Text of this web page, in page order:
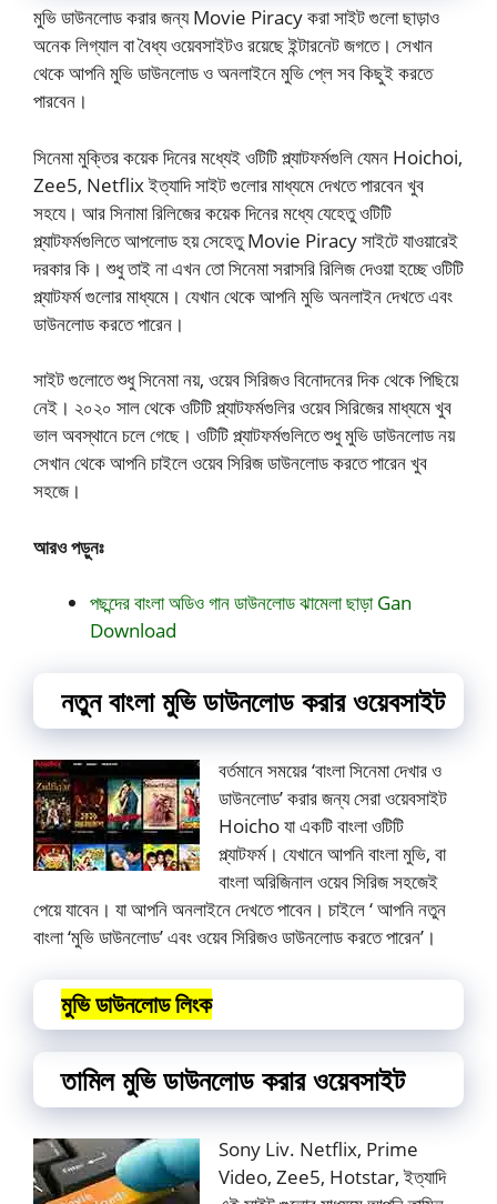
মুভি ডাউনলোড করার জন্য Movie Piracy করা সাইট গুলো ছাড়াও
অনেক লি‌গ্যাল বা বৈধ্য ওয়েবসাইটও রয়েছে ইন্টারনেট জগতে। সেখান
থেকে আপনি মুভি ডাউনলোড ও অনলাইনে মুভি প্লে সব কিছুই করতে
পারবেন।
সিনেমা মুক্তির কয়েক দিনের মধ্যেই ওটিটি প্ল্যাটফর্মগুলি যেমন Hoichoi,
Zee5, Netflix ইত্যাদি সাইট গুলোর মাধ্যমে দেখতে পারবেন খুব
সহযে। আর সিনামা রিলিজের কয়েক দিনের মধ্যে যেহেতু ওটিটি
প্ল্যাটফর্মগুলিতে আপলোড হয় সেহেতু Movie Piracy সাইটে যাওয়ারেই
দরকার কি। শুধু তাই না এখন তো সিনেমা সরাসরি রিলিজ দেওয়া হচ্ছে ওটিটি
প্ল্যাটফর্ম গুলোর মাধ্যমে। যেখান থেকে আপনি মুভি অনলাইন দেখতে এবং
ডাউনলোড করতে পারেন।
সাইট গুলোতে শুধু সিনেমা নয়, ওয়েব সিরিজও বিনোদনের দিক থেকে পিছিয়ে
নেই। ২০২০ সাল থেকে ওটিটি প্ল্যাটফর্মগুলির ওয়েব সিরিজের মাধ্যমে খুব
ভাল অবস্থানে চলে গেছে। ওটিটি প্ল্যাটফর্মগুলিতে শুধু মুভি ডাউনলোড নয়
সেখান থেকে আপনি চাইলে ওয়েব সিরিজ ডাউনলোড করতে পারেন খুব
সহজে।
আরও পড়ুনঃ
পছন্দের বাংলা অডিও গান ডাউনলোড ঝামেলা ছাড়া Gan
Download
নতুন বাংলা মুভি ডাউনলোড করার ওয়েবসাইট
বর্তমানে সময়ের ‘বাংলা সিনেমা দেখার ও
ডাউনলোড’ করার জন্য সেরা ওয়েবসাইট
Hoicho যা একটি বাংলা ওটিটি
প্ল্যাটফর্ম। যেখানে আপনি বাংলা মুভি, বা
বাংলা অরিজিনাল ওয়েব সিরিজ সহজেই
পেয়ে যাবেন। যা আপনি অনলাইনে দেখতে পাবেন। চাইলে ‘ আপনি নতুন
বাংলা ‘মুভি ডাউনলোড’ এবং ওয়েব সিরিজও ডাউনলোড করতে পারেন’।
মুভি ডাউনলোড লিংক
তামিল মুভি ডাউনলোড করার ওয়েবসাইট
Sony Liv. Netflix, Prime
Video, Zee5, Hotstar, ইত্যাদি